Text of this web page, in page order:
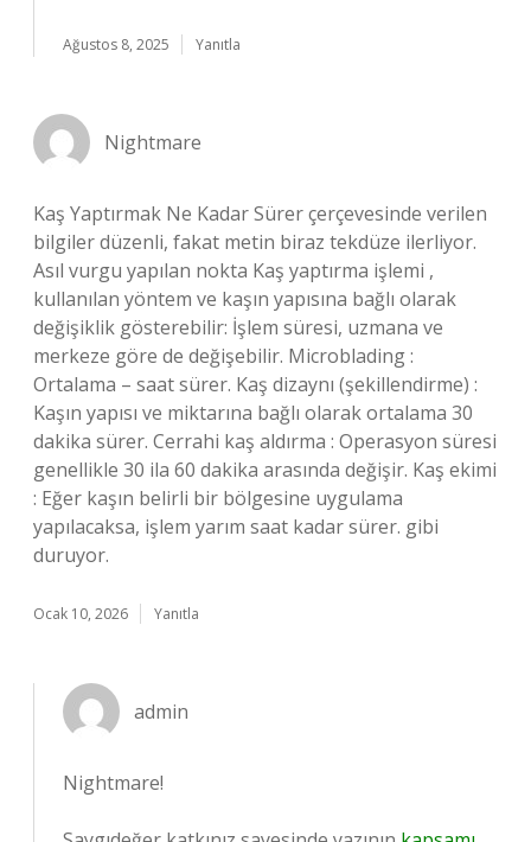
Ağustos 8, 2025 Yanıtla
Nightmare
Kaş Yaptırmak Ne Kadar Sürer çerçevesinde verilen
bilgiler düzenli, fakat metin biraz tekdüze ilerliyor.
Asıl vurgu yapılan nokta Kaş yaptırma işlemi ,
kullanılan yöntem ve kaşın yapısına bağlı olarak
değişiklik gösterebilir: İşlem süresi, uzmana ve
merkeze göre de değişebilir. Microblading :
Ortalama – saat sürer. Kaş dizaynı (şekillendirme) :
Kaşın yapısı ve miktarına bağlı olarak ortalama 30
dakika sürer. Cerrahi kaş aldırma : Operasyon süresi
genellikle 30 ila 60 dakika arasında değişir. Kaş ekimi
: Eğer kaşın belirli bir bölgesine uygulama
yapılacaksa, işlem yarım saat kadar sürer. gibi
duruyor.
Ocak 10, 2026 Yanıtla
admin
Nightmare!